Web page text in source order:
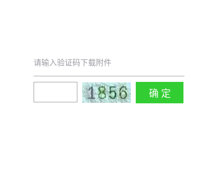
请输入验证码下载附件